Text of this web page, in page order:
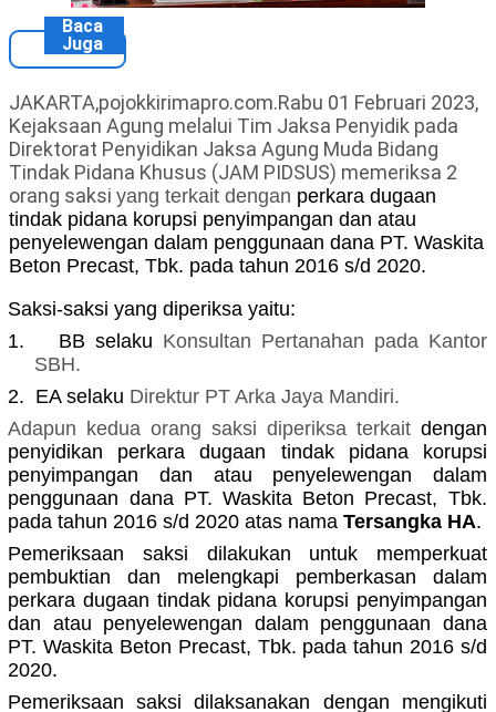
Baca
Juga
JAKARTA,pojokkirimapro.com.Rabu 01 Februari 2023,
Kejaksaan Agung melalui Tim Jaksa Penyidik pada
Direktorat Penyidikan Jaksa Agung Muda Bidang
Tindak Pidana Khusus (JAM PIDSUS) memeriksa 2
orang saksi yang terkait dengan perkara dugaan
tindak pidana korupsi penyimpangan dan atau
penyelewengan dalam penggunaan dana PT. Waskita
Beton Precast, Tbk. pada tahun 2016 s/d 2020.
Saksi-saksi yang diperiksa yaitu:
1.
BB selaku Konsultan Pertanahan pada Kantor
SBH.
2. EA selaku Direktur PT Arka Jaya Mandiri.
Adapun kedua orang saksi diperiksa terkait dengan
penyidikan perkara dugaan tindak pidana korupsi
penyimpangan dan atau penyelewengan dalam
penggunaan dana PT. Waskita Beton Precast, Tbk.
pada tahun 2016 s/d 2020atas namaTersangka HA.
Pemeriksaan saksi dilakukan untuk memperkuat
pembuktian dan melengkapi pemberkasan dalam
perkara dugaan tindak pidana korupsi penyimpangan
dan atau penyelewengan dalam penggunaan dana
PT. Waskita Beton Precast, Tbk. pada tahun 2016 s/d
2020.
Pemeriksaan saksi dilaksanakan dengan mengikuti